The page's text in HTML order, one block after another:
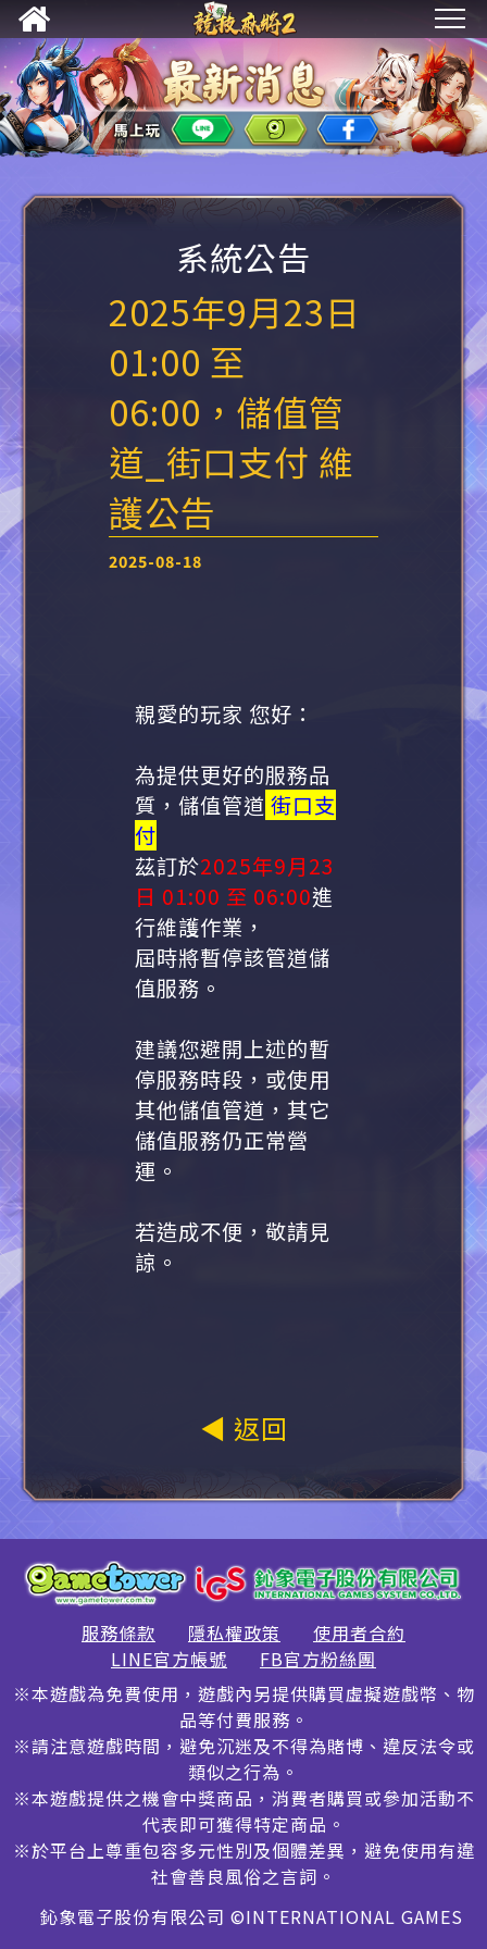
系統公告
2025年9月23日
01:00 至
06:00，儲值管
道_街口支付 維
護公告
2025-08-18
親愛的玩家 您好：
為提供更好的服務品
質，儲值管道 街口支
付
茲訂於2025年9月23
日 01:00 至 06:00進
行維護作業，
屆時將暫停該管道儲
值服務。
建議您避開上述的暫
停服務時段，或使用
其他儲值管道，其它
儲值服務仍正常營
運。
若造成不便，敬請見
諒。
◀ 返回
服務條款 隱私權政策
使用者合約
LINE官方帳號
FB官方粉絲團
※本遊戲為免費使用，遊戲內另提供購買虛擬遊戲幣、物
品等付費服務。
※請注意遊戲時間，避免沉迷及不得為賭博、違反法令或
類似之行為。
※本遊戲提供之機會中獎商品，消費者購買或參加活動不
代表即可獲得特定商品。
※於平台上尊重包容多元性別及個體差異，避免使用有違
社會善良風俗之言詞。
鈊象電子股份有限公司 ©INTERNATIONAL GAMES